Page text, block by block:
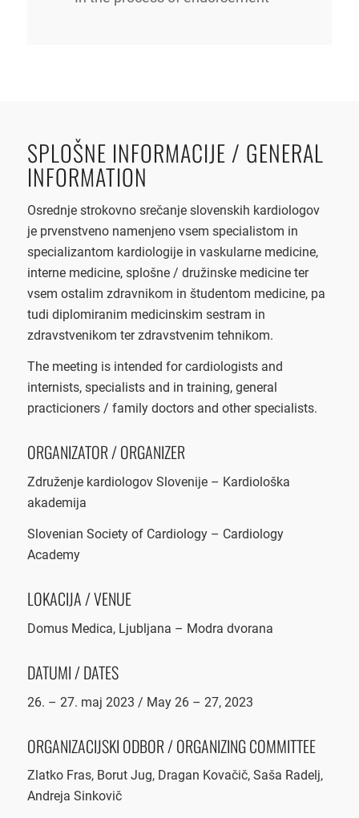
SPLOŠNE INFORMACIJE / GENERAL
INFORMATION
Osrednje strokovno srečanje slovenskih kardiologov
je prvenstveno namenjeno vsem specialistom in
specializantom kardiologije in vaskularne medicine,
interne medicine, splošne / družinske medicine ter
vsem ostalim zdravnikom in študentom medicine, pa
tudi diplomiranim medicinskim sestram in
zdravstvenikom ter zdravstvenim tehnikom.
The meeting is intended for cardiologists and
internists, specialists and in training, general
practicioners / family doctors and other specialists.
ORGANIZATOR / ORGANIZER
Združenje kardiologov Slovenije – Kardiološka
akademija
Slovenian Society of Cardiology – Cardiology
Academy
LOKACIJA / VENUE
Domus Medica, Ljubljana – Modra dvorana
DATUMI / DATES
26. – 27. maj 2023 / May 26 – 27, 2023
ORGANIZACIJSKI ODBOR / ORGANIZING COMMITTEE
Zlatko Fras, Borut Jug, Dragan Kovačič, Saša Radelj,
Andreja Sinkovič